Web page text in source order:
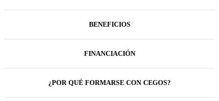
BENEFICIOS
FINANCIACIÓN
¿POR QUÉ FORMARSE CON CEGOS?